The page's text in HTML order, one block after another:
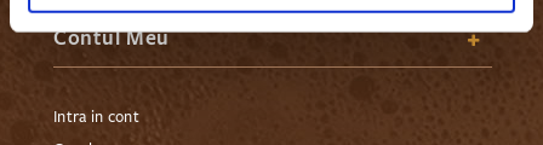
Contul Meu
Intra in cont